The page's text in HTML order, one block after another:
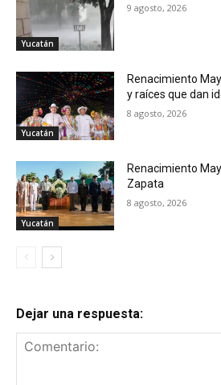
Yucatán
9 agosto, 2026
Yucatán
Renacimiento
y raíces que dan
8 agosto, 2026
Yucatán
Renacimiento
Zapata
8 agosto, 2026
Dejar una respuesta: